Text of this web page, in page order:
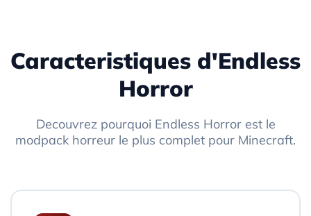
Caracteristiques d'Endless
Horror
Decouvrez pourquoi Endless Horror est le
modpack horreur le plus complet pour Minecraft.